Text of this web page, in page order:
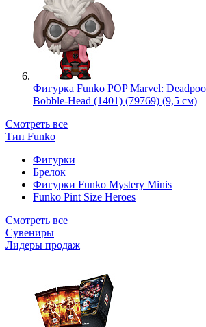
Фигурка Funko POP Marvel:
Bobble-Head (1401) (79769) (9,5 см)
Смотреть все
Тип Funko
Фигурки
Брелок
Фигурки Funko Mystery Minis
Funko Pint Size Heroes
Смотреть все
Сувениры
Лидеры продаж